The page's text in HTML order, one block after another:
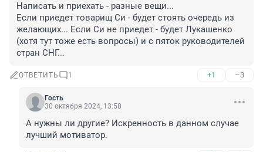
Написать и приехать - разные вещи...
Если приедет товарищ Си - будет стоять очередь из
желающих... Если Си не приедет - будет Лукашенко
(хотя тут тоже есть вопросы) и с пяток руководителей
стран СНГ...
ОТВЕТИТЬ 1 +1 –3
Гость
30 октября 2024, 13:58
А нужны ли другие? Искренность в данном случае
лучший мотиватор.